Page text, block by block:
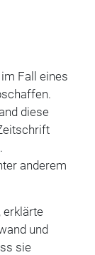
Fall eines
diese
.
anderem
erklärte
und
sie